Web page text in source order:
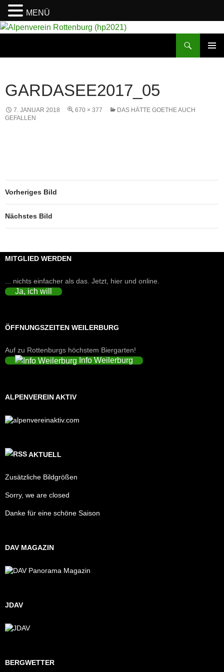
GARDASEE2017_05
7. JANUAR 2018 670 × 377
DAS HÄTTE GOETHE AUCH
GEFALLEN
Vorheriges Bild
Nächstes Bild
MITGLIED WERDEN
... nichts einfacher als das. Jetzt, hier und online.
Ja, ich will
ÖFFNUNGSZEITEN WEILERBURG
Auf zu Rottenburgs höchstem Biergarten!
Info Weilerburg
ALPENVEREIN AKTIV
AKTUELL
Zusätzliche Bildgrößen
Sorry, we are closed
Danke für eine schöne Saison
DAV MAGAZIN
JDAV
BERGWETTER
MENÜ